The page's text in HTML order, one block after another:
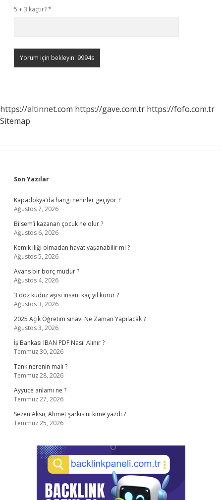
5 + 3 kaçtır?*
https://altinnet.com https://gave.com.tr https://fofo.com.tr
Sitemap
Sidebar
Son Yazılar
Kapadokya’da hangi nehirler geçiyor ?
Ağustos 7, 2026
Bilsem’i kazanan çocuk ne olur ?
Ağustos 6, 2026
Kemik iliği olmadan hayat yaşanabilir mi ?
Ağustos 5, 2026
Avans bir borç mudur ?
Ağustos 4, 2026
3 doz kuduz aşısı insanı kaç yıl korur ?
Ağustos 3, 2026
2025 Açık Öğretim sınavı Ne Zaman Yapılacak ?
Ağustos 3, 2026
İş Bankası IBAN PDF Nasıl Alınır ?
Temmuz 30, 2026
Tank nerenin malı ?
Temmuz 28, 2026
Ayyuce anlamı ne ?
Temmuz 27, 2026
Sezen Aksu, Ahmet şarkısını kime yazdı ?
Temmuz 25, 2026